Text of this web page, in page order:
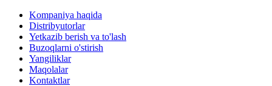
Kompaniya haqida
Distribyutorlar
Yetkazib berish va to'lash
Buzoqlarni o'stirish
Yangiliklar
Maqolalar
Kontaktlar